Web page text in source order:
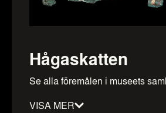
Hågaskatten
Se alla föremålen i museets
VISA MER